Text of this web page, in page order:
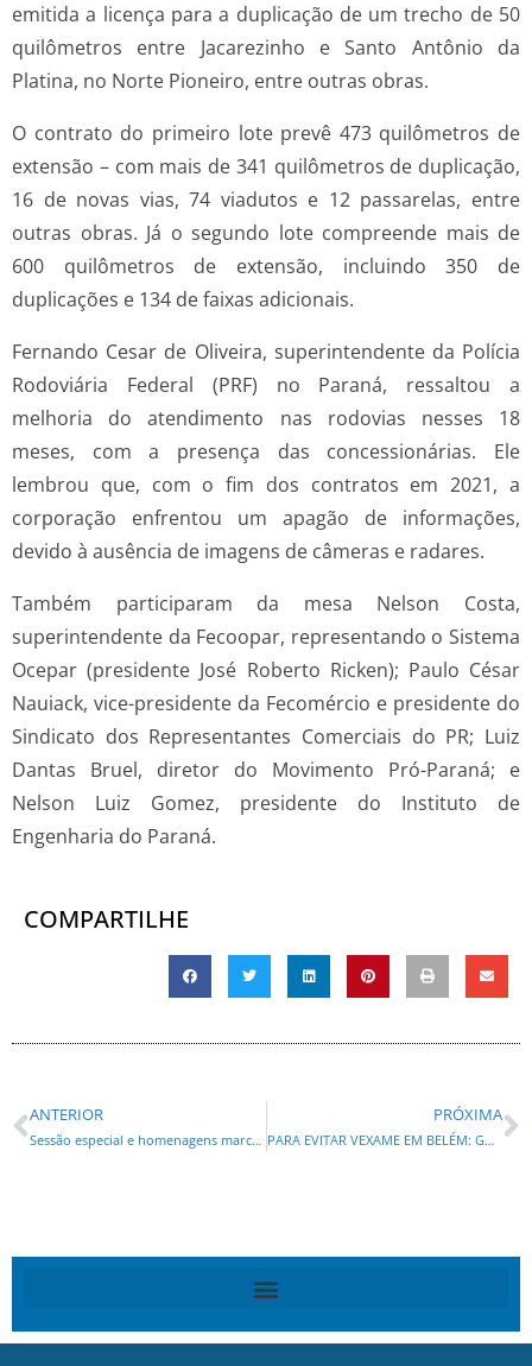
emitida a licença para a duplicação de um trecho de 50
quilômetros entre Jacarezinho e Santo Antônio da
Platina, no Norte Pioneiro, entre outras obras.
O contrato do primeiro lote prevê 473 quilômetros de
extensão – com mais de 341 quilômetros de duplicação,
16 de novas vias, 74 viadutos e 12 passarelas, entre
outras obras. Já o segundo lote compreende mais de
600 quilômetros de extensão, incluindo 350 de
duplicações e 134 de faixas adicionais.
Fernando Cesar de Oliveira, superintendente da Polícia
Rodoviária Federal (PRF) no Paraná, ressaltou a
melhoria do atendimento nas rodovias nesses 18
meses, com a presença das concessionárias. Ele
lembrou que, com o fim dos contratos em 2021, a
corporação enfrentou um apagão de informações,
devido à ausência de imagens de câmeras e radares.
Também participaram da mesa Nelson Costa,
superintendente da Fecoopar, representando o Sistema
Ocepar (presidente José Roberto Ricken); Paulo César
Nauiack, vice-presidente da Fecomércio e presidente do
Sindicato dos Representantes Comerciais do PR; Luiz
Dantas Bruel, diretor do Movimento Pró-Paraná; e
Nelson Luiz Gomez, presidente do Instituto de
Engenharia do Paraná.
COMPARTILHE
ANTERIOR
Sessão especial e homenagens marcam a 30ª edição do Assembleia Itinerante nesta quinta-feira (25), em Fazenda Rio Grande
PRÓXIMA
PARA EVITAR VEXAME EM BELÉM: Governo acionará judicialmente hotéis que abusam de preços para COP30